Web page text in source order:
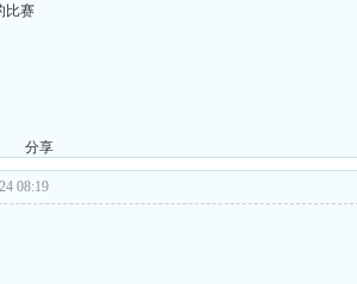
比赛
分享
08:19